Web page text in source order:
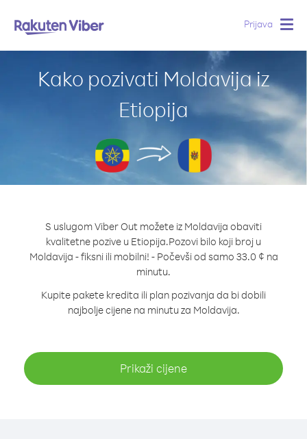
Prijava
Kako pozivati Moldavija iz
Etiopija
S uslugom Viber Out možete iz Moldavija obaviti
kvalitetne pozive u Etiopija.Pozovi bilo koji broj u
Moldavija - fiksni ili mobilni! - Počevši od samo 33.0 ¢ na
minutu.
Kupite pakete kredita ili plan pozivanja da bi dobili
najbolje cijene na minutu za Moldavija.
Prikaži cijene